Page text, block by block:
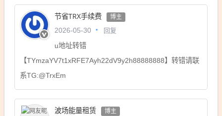
节省TRX手续费 博主
2026-05-30 回复
u地址转错
【TYmzaYV7t1xRFE7Ayh22dV9y2h88888888】转错请联
系TG:@TrxEm
波场能量租赁 博主